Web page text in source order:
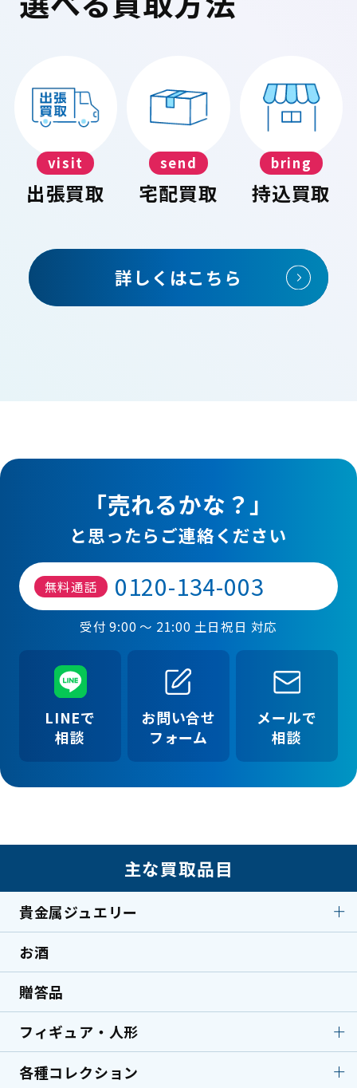
visit
出張買取
send
宅配買取
bring
持込買取
詳しくはこちら
「売れるかな？」
と思ったらご連絡ください
無料通話 0120-134-003
受付 9:00 ～ 21:00 土日祝日 対応
LINEで
相談
お問い合せ
フォーム
メールで
相談
主な買取品目
貴金属ジュエリー
貴金属ジュエリー
エメラルド
金製品
プラチナ
シルバー
ルイヴィトン
お酒
贈答品
フィギュア・人形
フィギュア・人形
各種コレクション